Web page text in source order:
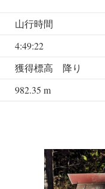
山行時間
4:49:22
獲得標高 降り
982.35 m